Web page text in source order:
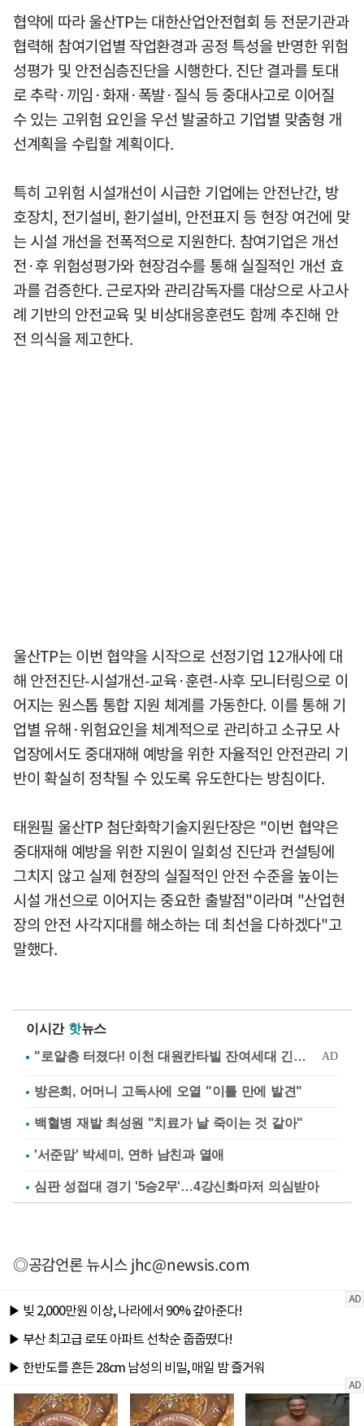
협약에 따라 울산TP는 대한산업안전협회 등 전문기관과
협력해 참여기업별 작업환경과 공정 특성을 반영한 위험
성평가 및 안전심층진단을 시행한다. 진단 결과를 토대
로 추락·끼임·화재·폭발·질식 등 중대사고로 이어질
수 있는 고위험 요인을 우선 발굴하고 기업별 맞춤형 개
선계획을 수립할 계획이다.
특히 고위험 시설개선이 시급한 기업에는 안전난간, 방
호장치, 전기설비, 환기설비, 안전표지 등 현장 여건에 맞
는 시설 개선을 전폭적으로 지원한다. 참여기업은 개선
전·후 위험성평가와 현장검수를 통해 실질적인 개선 효
과를 검증한다. 근로자와 관리감독자를 대상으로 사고사
례 기반의 안전교육 및 비상대응훈련도 함께 추진해 안
전 의식을 제고한다.
울산TP는 이번 협약을 시작으로 선정기업 12개사에 대
해 안전진단-시설개선-교육·훈련-사후 모니터링으로 이
어지는 원스톱 통합 지원 체계를 가동한다. 이를 통해 기
업별 유해·위험요인을 체계적으로 관리하고 소규모 사
업장에서도 중대재해 예방을 위한 자율적인 안전관리 기
반이 확실히 정착될 수 있도록 유도한다는 방침이다.
태원필 울산TP 첨단화학기술지원단장은 "이번 협약은
중대재해 예방을 위한 지원이 일회성 진단과 컨설팅에
그치지 않고 실제 현장의 실질적인 안전 수준을 높이는
시설 개선으로 이어지는 중요한 출발점"이라며 "산업현
장의 안전 사각지대를 해소하는 데 최선을 다하겠다"고
말했다.
이시간 핫뉴스
방은희, 어머니 고독사에 오열 "이틀 만에 발견"
백혈병 재발 최성원 "치료가 날 죽이는 것 같아"
'서준맘' 박세미, 연하 남친과 열애
심판 성접대 경기 '5승2무'…4강신화마저 의심받아
◎공감언론 뉴시스jhc@newsis.com